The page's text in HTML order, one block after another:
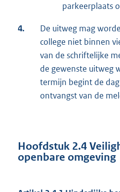
parkeerplaats
4.
De uitweg mag
college niet binnen
van de schriftelijke
de gewenste uitweg
termijn begint de
ontvangst van de
Hoofdstuk 2.4
openbare omgeving